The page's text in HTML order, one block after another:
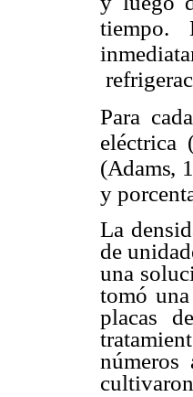
tiempo.
Para
eléctrica
(Adams,
y
La
de
una
tomó
placas
números